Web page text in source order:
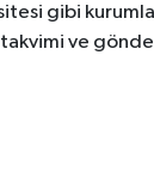
gibi
takvimi ve